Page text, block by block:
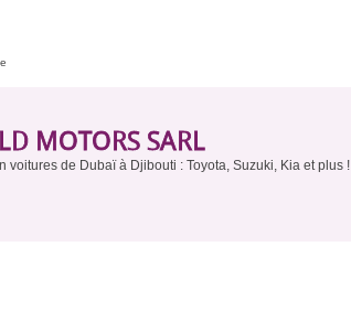
MOTORS SARL
voitures de Dubaï à Djibouti : Toyota, Suzuki, Kia et plus !